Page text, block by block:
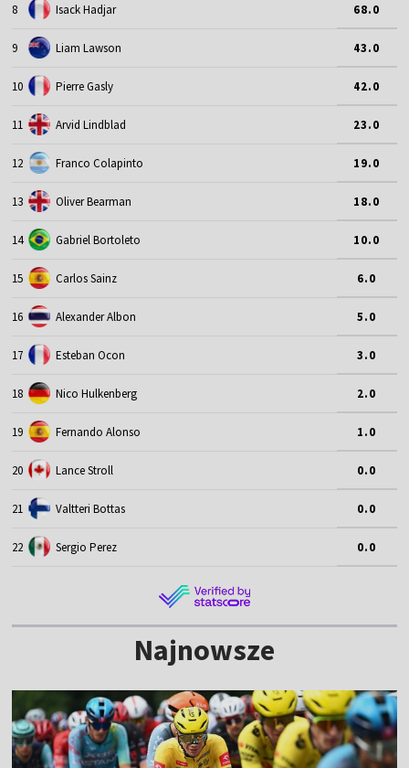
8 Isack Hadjar 68.0
9 Liam Lawson 43.0
10 Pierre Gasly 42.0
11 Arvid Lindblad 23.0
12 Franco Colapinto 19.0
13 Oliver Bearman 18.0
14 Gabriel Bortoleto 10.0
15 Carlos Sainz 6.0
16 Alexander Albon 5.0
17 Esteban Ocon 3.0
18 Nico Hulkenberg 2.0
19 Fernando Alonso 1.0
20 Lance Stroll 0.0
21 Valtteri Bottas 0.0
22 Sergio Perez 0.0
Najnowsze